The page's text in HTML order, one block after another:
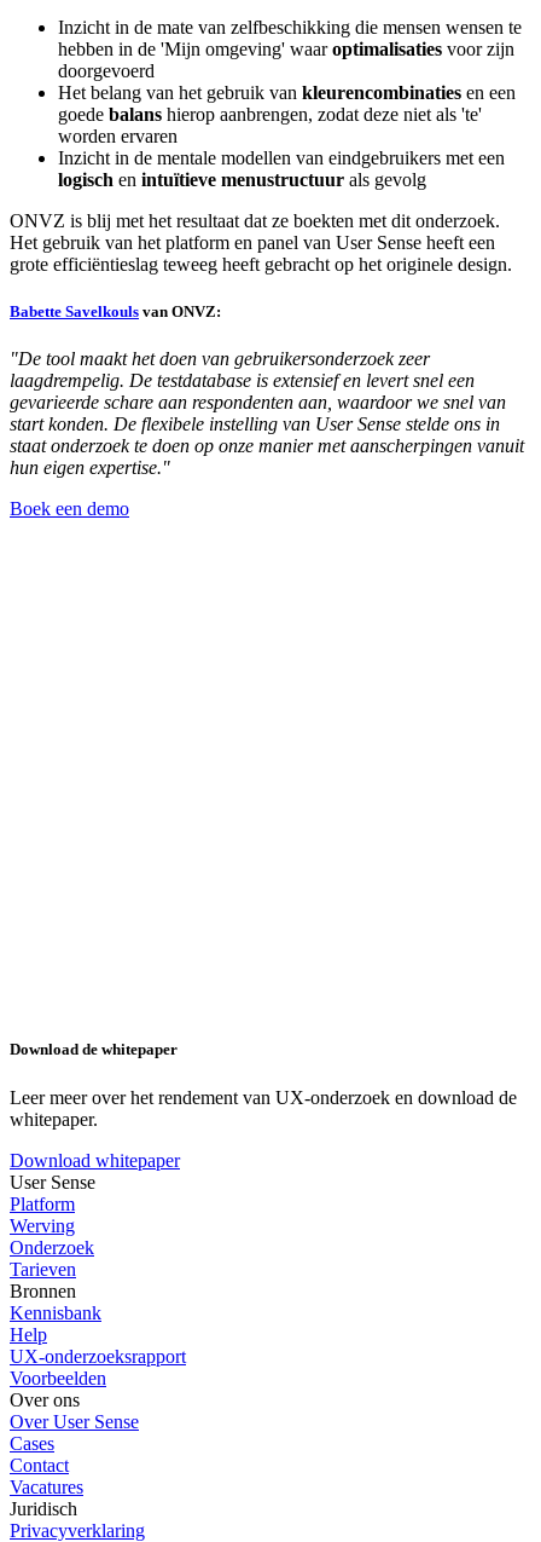
Inzicht in de mate van zelfbeschikking die mensen wensen te
hebben in de 'Mijn omgeving' waaroptimalisaties voor zijn
doorgevoerd
Het belang van het gebruik van kleurencombinaties en een
goede balans hierop aanbrengen, zodat deze niet als 'te'
worden ervaren
Inzicht in de mentale modellen van eindgebruikers met een
logisch en intuïtieve menustructuur als gevolg
ONVZ is blij met het resultaat dat ze boekten met dit onderzoek.
Het gebruik van het platform en panel van User Sense heeft een
grote efficiëntieslag teweeg heeft gebracht op het originele design.
Babette Savelkouls van ONVZ:
"De tool maakt het doen van gebruikersonderzoek zeer
laagdrempelig. De testdatabase is extensief en levert snel een
gevarieerde schare aan respondenten aan, waardoor we snel van
start konden. De flexibele instelling van User Sense stelde ons in
staat onderzoek te doen op onze manier met aanscherpingen vanuit
hun eigen expertise."
Boek een demo
Download de whitepaper
Leer meer over het rendement van UX-onderzoek en download de
whitepaper.
Download whitepaper
User Sense
Platform
Werving
Onderzoek
Tarieven
Bronnen
Kennisbank
Help
UX-onderzoeksrapport
Voorbeelden
Over ons
Over User Sense
Cases
Contact
Vacatures
Juridisch
Privacyverklaring